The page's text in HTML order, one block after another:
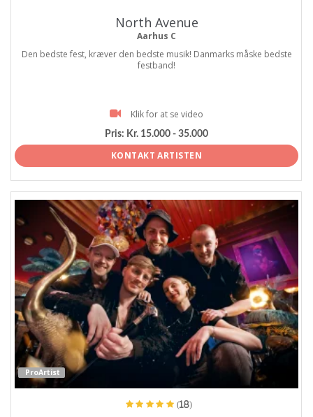
North Avenue
Aarhus C
Den bedste fest, kræver den bedste musik! Danmarks måske bedste
festband!
Klik for at se video
Pris: Kr. 15.000 - 35.000
KONTAKT ARTISTEN
ProArtist
(18)